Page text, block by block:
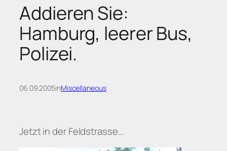
Addieren Sie:
Hamburg, leerer Bus,
Polizei.
06.09.2005inMiscellaneous
Jetzt in der Feldstrasse…